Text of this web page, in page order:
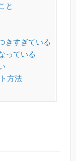
と
きすぎている
っている
方法